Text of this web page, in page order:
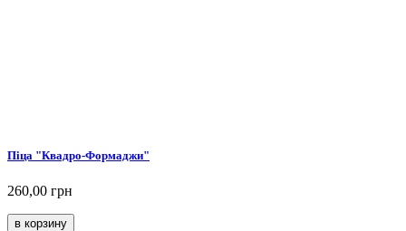
Піца "Квадро-Формаджи"
260,00 грн